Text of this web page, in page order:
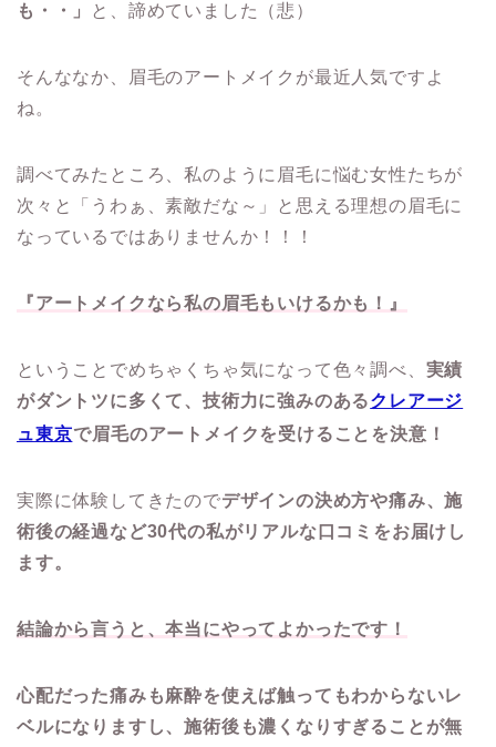
も・・」
と、諦めていました（悲）
そんななか、眉毛のアートメイクが最近人気ですよ
ね。
調べてみたところ、私のように眉毛に悩む女性たちが
次々と「うわぁ、素敵だな～」と思える理想の眉毛に
なっているではありませんか！！！
『アートメイクなら私の眉毛もいけるかも！』
ということでめちゃくちゃ気になって色々調べ、 実績
がダントツに多くて、技術力に強みのあるクレアージ
ュ東京で眉毛のアートメイクを受けることを決意！
実際に体験してきたのでデザインの決め方や痛み、施
術後の経過など30代の私がリアルな口コミをお届けし
ます。
結論から言うと、本当にやってよかったです！
心配だった痛みも麻酔を使えば触ってもわからないレ
ベルになりますし、施術後も濃くなりすぎることが無